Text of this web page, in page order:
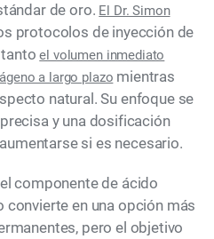
de oro. El Dr. Simon
protocolos de inyección de
tantoel volumen inmediato
a largo plazo mientras
natural. Su enfoque se
y una dosificación
si es necesario.
componente de ácido
convierte en una opción más
pero el objetivo